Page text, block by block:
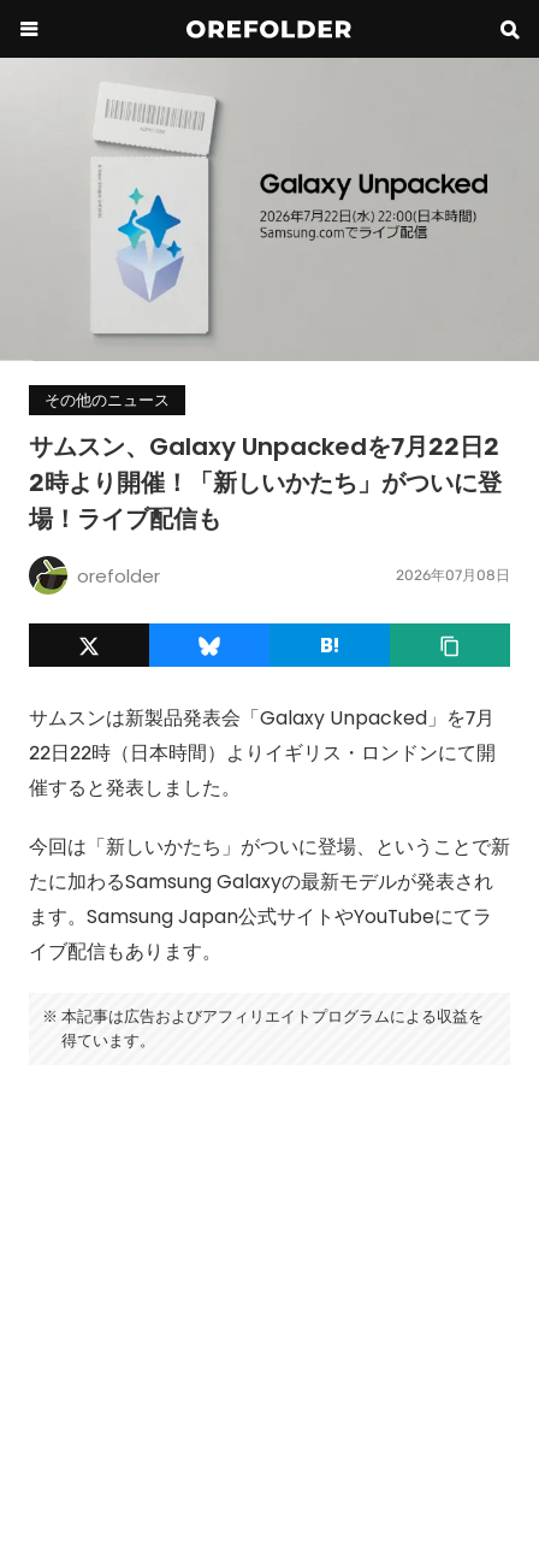
その他のニュース
サムスン、Galaxy Unpackedを7月22日2
2時より開催！「新しいかたち」がついに登
場！ライブ配信も
orefolder 2026年07月08日
サムスンは新製品発表会「Galaxy Unpacked」を7月
22日22時（日本時間）よりイギリス・ロンドンにて開
催すると発表しました。
今回は「新しいかたち」がついに登場、ということで新
たに加わるSamsung Galaxyの最新モデルが発表され
ます。Samsung Japan公式サイトやYouTubeにてラ
イブ配信もあります。
本記事は広告およびアフィリエイトプログラムによる収益を
得ています。